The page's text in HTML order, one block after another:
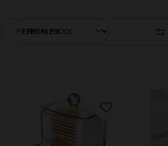
FILTRONI PRODUKTET